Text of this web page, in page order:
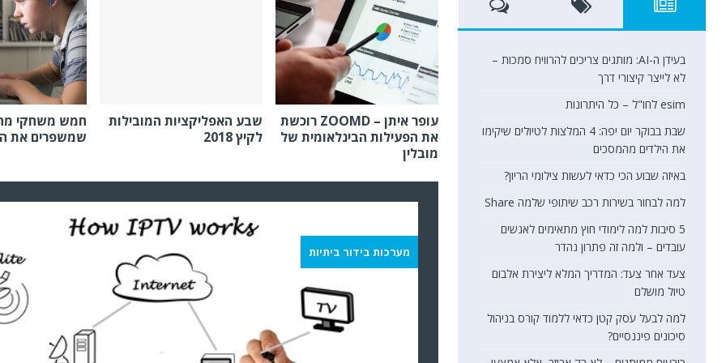
מובלין
מערכות בידור ביתיות
את הילדים מהמסכים
למה לבחור בשירות רכב שיתופי שלמה Share
5 סיבות למה לימודי חוץ מתאימים לאנשים
עובדים – ולמה זה פתרון נהדר
צעד אחר צעד: המדריך המלא ליצירת אלבום
טיול מושלם
למה לבעל עסק קטן כדאי ללמוד קורס בניהול
סיכונים פיננסיים?
כובעים ממותגים – לא רק אביזר, אלא אמצעי
שיווק חכם
לימודי ערב – פתרון גמיש להתפתחות מקצועית
ואישית